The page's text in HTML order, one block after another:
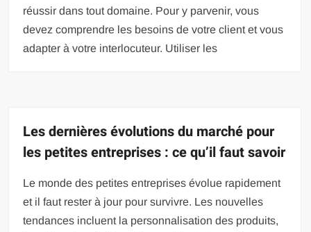
réussir dans tout domaine. Pour y parvenir, vous
devez comprendre les besoins de votre client et vous
adapter à votre interlocuteur. Utiliser les
Les dernières évolutions du marché pour
les petites entreprises : ce qu’il faut savoir
Le monde des petites entreprises évolue rapidement
et il faut rester à jour pour survivre. Les nouvelles
tendances incluent la personnalisation des produits,